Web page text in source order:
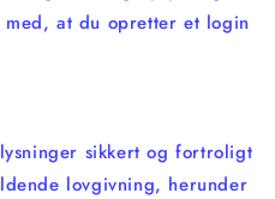
at du opretter et login
sikkert og fortroligt
lovgivning, herunder